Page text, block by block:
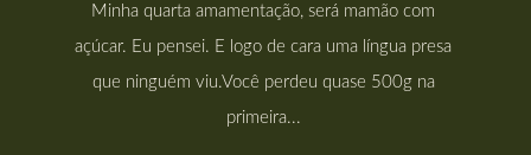
Minha quarta amamentação, será mamão com
açúcar. Eu pensei. E logo de cara uma língua presa
que ninguém viu.Você perdeu quase 500g na
primeira...